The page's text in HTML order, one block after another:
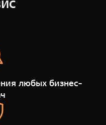
любых бизнес-